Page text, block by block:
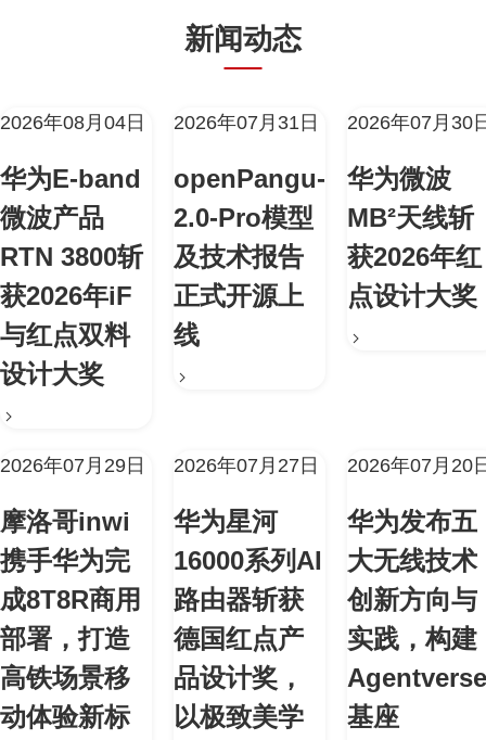
新闻动态
2026年08月04日
华为E-band
微波产品
RTN 3800斩
获2026年iF
与红点双料
设计大奖
2026年07月31日
openPangu-
2.0-Pro模型
及技术报告
正式开源上
线
2026年07月30
华为微波
MB²天线斩
获2026年红
点设计大奖
2026年07月29日
摩洛哥inwi
携手华为完
成8T8R商用
部署，打造
高铁场景移
动体验新标
2026年07月27日
华为星河
16000系列AI
路由器斩获
德国红点产
品设计奖，
以极致美学
2026年07月20
华为发布五
大无线技术
创新方向与
实践，构建
Agentverse
基座